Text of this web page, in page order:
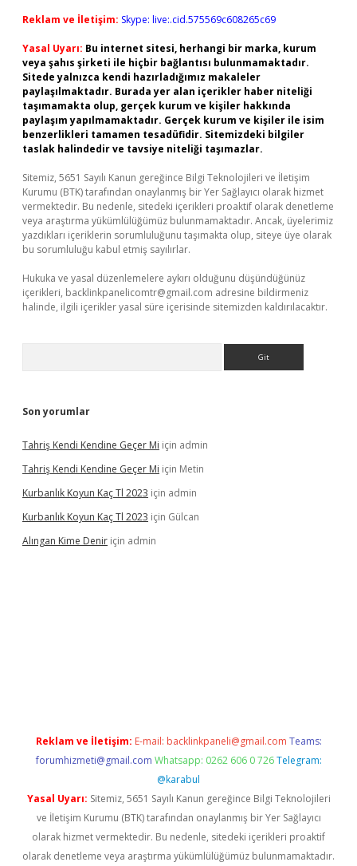
Reklam ve İletişim: Skype: live:.cid.575569c608265c69
Yasal Uyarı: Bu internet sitesi, herhangi bir marka, kurum
veya şahıs şirketi ile hiçbir bağlantısı bulunmamaktadır.
Sitede yalnızca kendi hazırladığımız makaleler
paylaşılmaktadır. Burada yer alan içerikler haber niteliği
taşımamakta olup, gerçek kurum ve kişiler hakkında
paylaşım yapılmamaktadır. Gerçek kurum ve kişiler ile isim
benzerlikleri tamamen tesadüfidir. Sitemizdeki bilgiler
taslak halindedir ve tavsiye niteliği taşımazlar.
Sitemiz, 5651 Sayılı Kanun gereğince Bilgi Teknolojileri ve İletişim
Kurumu (BTK) tarafından onaylanmış bir Yer Sağlayıcı olarak hizmet
vermektedir. Bu nedenle, sitedeki içerikleri proaktif olarak denetleme
veya araştırma yükümlülüğümüz bulunmamaktadır. Ancak, üyelerimiz
yazdıkları içeriklerin sorumluluğunu taşımakta olup, siteye üye olarak
bu sorumluluğu kabul etmiş sayılırlar.
Hukuka ve yasal düzenlemelere aykırı olduğunu düşündüğünüz
içerikleri, backlinkpanelicomtr@gmail.com adresine bildirmeniz
halinde, ilgili içerikler yasal süre içerisinde sitemizden kaldırılacaktır.
Son yorumlar
Tahriş Kendi Kendine Geçer Mi için admin
Tahriş Kendi Kendine Geçer Mi için Metin
Kurbanlık Koyun Kaç Tl 2023 için admin
Kurbanlık Koyun Kaç Tl 2023 için Gülcan
Alıngan Kime Denir için admin
Reklam ve İletişim: E-mail: backlinkpaneli@gmail.com Teams:
forumhizmeti@gmail.com Whatsapp: 0262 606 0 726 Telegram:
@karabul
Yasal Uyarı: Sitemiz, 5651 Sayılı Kanun gereğince Bilgi Teknolojileri
ve İletişim Kurumu (BTK) tarafından onaylanmış bir Yer Sağlayıcı
olarak hizmet vermektedir. Bu nedenle, sitedeki içerikleri proaktif
olarak denetleme veya araştırma yükümlülüğümüz bulunmamaktadır.